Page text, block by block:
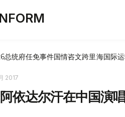
总统府任免事件国情咨文跨里海国际
2017
阿依达尔汗在中国演